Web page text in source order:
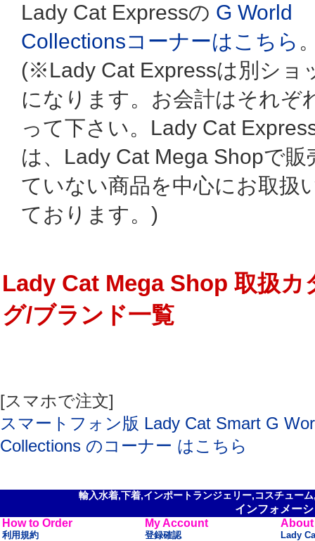
Lady Cat Expressの G World
Collectionsコーナーはこちら
(※Lady Cat Expressは別ショ
になります。お会計はそれぞ
って下さい。Lady Cat
は、Lady Cat Mega Shopで販
ていない商品を中心にお取扱
ております。)
Lady Cat Mega Shop 取扱カ
グ/ブランド一覧
[スマホで注文]
スマートフォン版 Lady Cat Smart G
Collections のコーナー はこちら
輸入水着,下着,インポートランジェリー,コスチュー
インフォメー
How to Order
利用規約
My Account
登録確認
About
Lady